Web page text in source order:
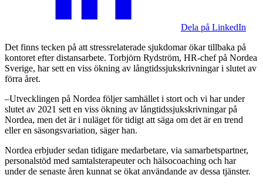
Dela på LinkedIn
Det finns tecken på att stressrelaterade sjukdomar ökar tillbaka på
kontoret efter distansarbete. Torbjörn Rydström, HR-chef på Nordea
Sverige, har sett en viss ökning av långtidssjukskrivningar i slutet av
förra året.
–Utvecklingen på Nordea följer samhället i stort och vi har under
slutet av 2021 sett en viss ökning av långtidssjukskrivningar på
Nordea, men det är i nuläget för tidigt att säga om det är en trend
eller en säsongsvariation, säger han.
Nordea erbjuder sedan tidigare medarbetare, via samarbetspartner,
personalstöd med samtalsterapeuter och hälsocoaching och har
under de senaste åren kunnat se ökat användande av dessa tjänster.